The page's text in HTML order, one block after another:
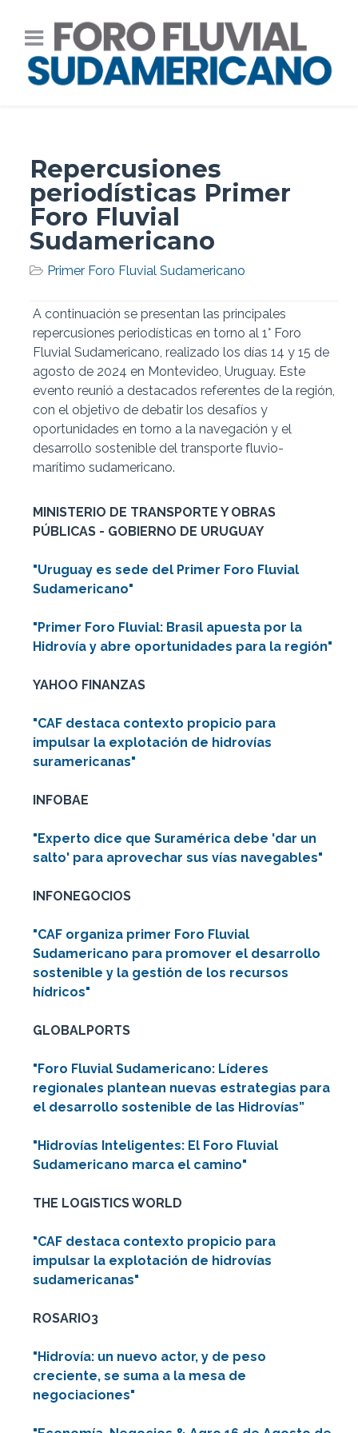
Repercusiones
periodísticas Primer
Foro Fluvial
Sudamericano
Primer Foro Fluvial Sudamericano
A continuación se presentan las principales
repercusiones periodísticas en torno al 1° Foro
Fluvial Sudamericano, realizado los días 14 y 15 de
agosto de 2024 en Montevideo, Uruguay. Este
evento reunió a destacados referentes de la región,
con el objetivo de debatir los desafíos y
oportunidades en torno a la navegación y el
desarrollo sostenible del transporte fluvio-
marítimo sudamericano.
MINISTERIO DE TRANSPORTE Y OBRAS
PÚBLICAS - GOBIERNO DE URUGUAY
"Uruguay es sede del Primer Foro Fluvial
Sudamericano"
"Primer Foro Fluvial: Brasil apuesta por la
Hidrovía y abre oportunidades para la región"
YAHOO FINANZAS
"CAF destaca contexto propicio para
impulsar la explotación de hidrovías
suramericanas"
INFOBAE
"Experto dice que Suramérica debe 'dar un
salto' para aprovechar sus vías navegables"
INFONEGOCIOS
"CAF organiza primer Foro Fluvial
Sudamericano para promover el desarrollo
sostenible y la gestión de los recursos
hídricos"
GLOBALPORTS
"Foro Fluvial Sudamericano: Líderes
regionales plantean nuevas estrategias para
el desarrollo sostenible de las Hidrovías”
"Hidrovías Inteligentes: El Foro Fluvial
Sudamericano marca el camino"
THE LOGISTICS WORLD
"CAF destaca contexto propicio para
impulsar la explotación de hidrovías
sudamericanas"
ROSARIO3
"Hidrovía: un nuevo actor, y de peso
creciente, se suma a la mesa de
negociaciones"